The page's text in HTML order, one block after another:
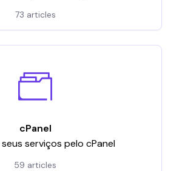
73 articles
cPanel
serviços pelo cPanel
59 articles